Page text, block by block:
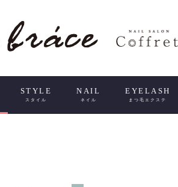
STYLE
スタイル
NAIL
ネイル
EYELASH
まつ毛エクステ